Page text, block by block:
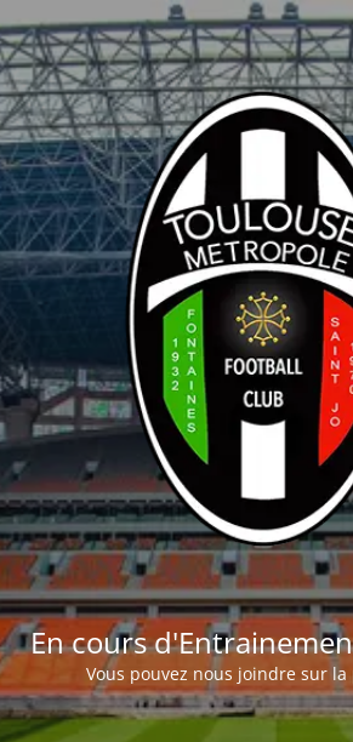
En cours
Vous pouvez nous joindre sur la